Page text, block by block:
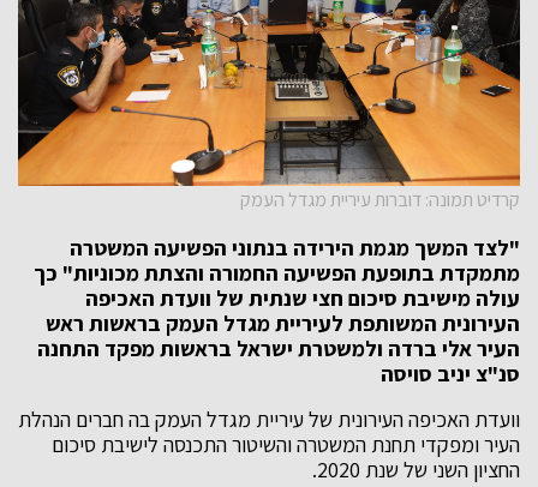
קרדיט תמונה: דוברות עיריית מגדל העמק
"לצד המשך מגמת הירידה בנתוני הפשיעה המשטרה
מתמקדת בתופעת הפשיעה החמורה והצתת מכוניות" כך
עולה מישיבת סיכום חצי שנתית של וועדת האכיפה
העירונית המשותפת לעיריית מגדל העמק בראשות ראש
העיר אלי ברדה ולמשטרת ישראל בראשות מפקד התחנה
סנ"צ יניב סויסה
וועדת האכיפה העירונית של עיריית מגדל העמק בה חברים הנהלת
העיר ומפקדי תחנת המשטרה והשיטור התכנסה לישיבת סיכום
החציון השני של שנת 2020.